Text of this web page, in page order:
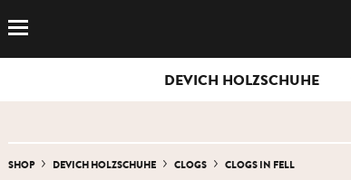
DEVICH HOLZSCHUHE
SHOP DEVICH HOLZSCHUHE CLOGS CLOGS IN FELL